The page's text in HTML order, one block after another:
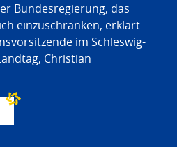
Bundesregierung, das
einzuschränken, erklärt
im Schleswig-
Christian